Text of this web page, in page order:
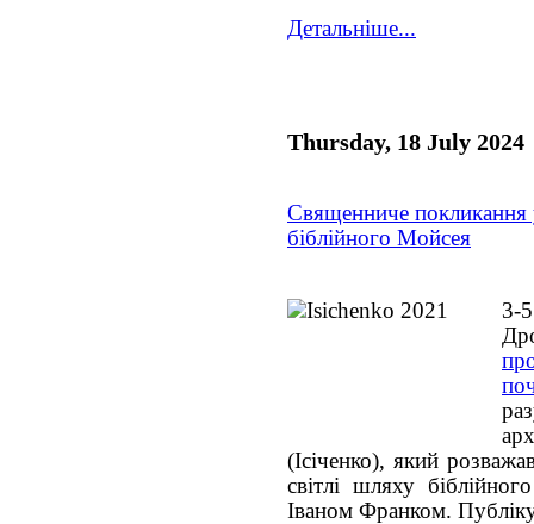
Детальніше...
Thursday, 18 July 2024
Священниче покликання
біблійного Мойсея
(Ісіченко), який
світлі шляху
Іваном Франком.